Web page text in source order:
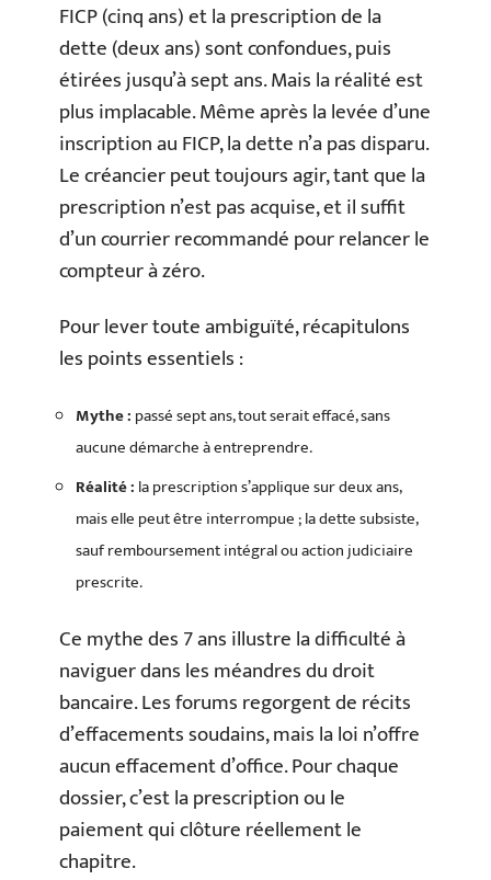
FICP (cinq ans) et la prescription de la
dette (deux ans) sont confondues, puis
étirées jusqu’à sept ans. Mais la réalité est
plus implacable. Même après la levée d’une
inscription au FICP, la dette n’a pas disparu.
Le créancier peut toujours agir, tant que la
prescription n’est pas acquise, et il suffit
d’un courrier recommandé pour relancer le
compteur à zéro.
Pour lever toute ambiguïté, récapitulons
les points essentiels :
Mythe : passé sept ans, tout serait effacé, sans
aucune démarche à entreprendre.
Réalité : la prescription s’applique sur deux ans,
mais elle peut être interrompue ; la dette subsiste,
sauf remboursement intégral ou action judiciaire
prescrite.
Ce mythe des 7 ans illustre la difficulté à
naviguer dans les méandres du droit
bancaire. Les forums regorgent de récits
d’effacements soudains, mais la loi n’offre
aucun effacement d’office. Pour chaque
dossier, c’est la prescription ou le
paiement qui clôture réellement le
chapitre.